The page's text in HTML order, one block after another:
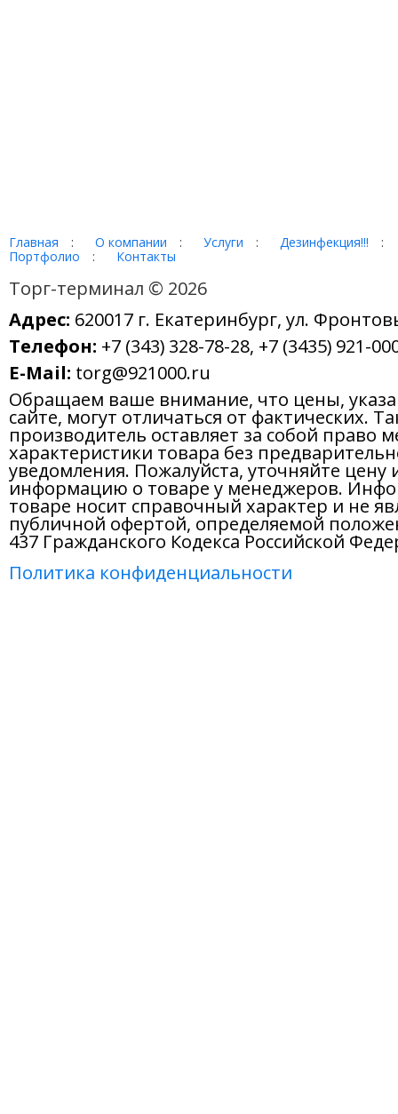
Главная : О компании : Услуги : Дезинфекция!!!
:
Портфолио
: Контакты
Торг-терминал © 2026
Адрес: 620017 г. Екатеринбург, ул.
Телефон: +7 (343) 328-78-28, +7 (3435) 921-
E-Mail: torg@921000.ru
Обращаем ваше внимание, что цены,
сайте, могут отличаться от фактических.
производитель оставляет за собой право
характеристики товара без
уведомления. Пожалуйста, уточняйте цену
информацию о товаре у менеджеров.
товаре носит справочный характер и не
публичной офертой, определяемой
437 Гражданского Кодекса Российской
Политика конфиденциальности